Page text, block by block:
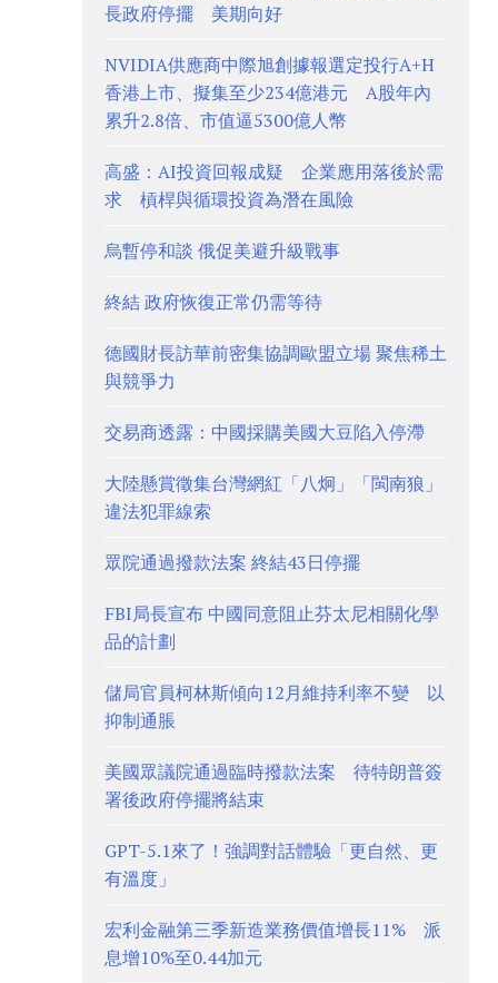
長政府停擺 美期向好
NVIDIA供應商中際旭創據報選定投行A+H
香港上市、擬集至少234億港元 A股年內
累升2.8倍、市值逼5300億人幣
高盛：AI投資回報成疑 企業應用落後於需
求 槓桿與循環投資為潛在風險
烏暫停和談 俄促美避升級戰事
終結 政府恢復正常仍需等待
德國財長訪華前密集協調歐盟立場 聚焦稀土
與競爭力
交易商透露：中國採購美國大豆陷入停滯
大陸懸賞徵集台灣網紅「八炯」「閩南狼」
違法犯罪線索
眾院通過撥款法案 終結43日停擺
FBI局長宣布 中國同意阻止芬太尼相關化學
品的計劃
儲局官員柯林斯傾向12月維持利率不變 以
抑制通脹
美國眾議院通過臨時撥款法案 待特朗普簽
署後政府停擺將結束
GPT-5.1來了！強調對話體驗「更自然、更
有溫度」
宏利金融第三季新造業務價值增長11% 派
息增10%至0.44加元